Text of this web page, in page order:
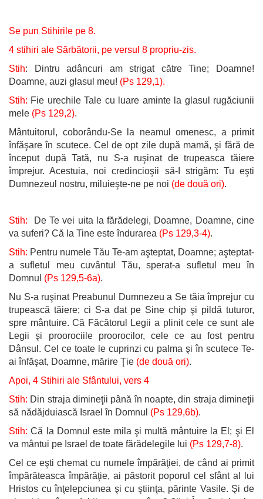
Se pun Stihirile pe 8.
4 stihiri ale Sărbătorii, pe versul 8 propriu-zis.
Stih: Dintru adâncuri am strigat către Tine; Doamne!
Doamne, auzi glasul meu! (Ps 129,1).
Stih: Fie urechile Tale cu luare aminte la glasul rugăciunii
mele (Ps 129,2).
Mântuitorul, coborându-Se la neamul omenesc, a primit
înfăşare în scutece. Cel de opt zile după mamă, şi fără de
început după Tată, nu S-a ruşinat de trupeasca tăiere
împrejur. Acestuia, noi credincioşii să-I strigăm: Tu eşti
Dumnezeul nostru, miluieşte-ne pe noi (de două ori).
Stih:
De Te vei uita la fărădelegi, Doamne, Doamne, cine
va suferi? Că la Tine este îndurarea (Ps 129,3-4).
Stih: Pentru numele Tău Te-am aşteptat, Doamne; aşteptat-
a sufletul meu cuvântul Tău, sperat-a sufletul meu în
Domnul (Ps 129,5-6a).
Nu S-a ruşinat Preabunul Dumnezeu a Se tăia împrejur cu
trupească tăiere; ci S-a dat pe Sine chip şi pildă tuturor,
spre mântuire. Că Făcătorul Legii a plinit cele ce sunt ale
Legii şi proorociile proorocilor, cele ce au fost pentru
Dânsul. Cel ce toate le cuprinzi cu palma şi în scutece Te-
ai înfăşat, Doamne, mărire Ţie (de două ori).
Apoi, 4 Stihiri ale Sfântului, vers 4
Stih: Din straja dimineţii până în noapte, din straja dimineţii
să nădăjduiască Israel în Domnul (Ps 129,6b).
Stih:Că la Domnul este mila şi multă mântuire la El; şi El
va mântui pe Israel de toate fărădelegile lui (Ps 129,7-8).
Cel ce eşti chemat cu numele împărăţiei, de când ai primit
împărăteasca împărăţie, ai păstorit poporul cel sfânt al lui
Hristos cu înţelepciunea şi cu ştiinţa, părinte Vasile. Şi de